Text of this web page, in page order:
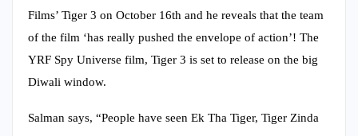
Films’ Tiger 3 on October 16th and he reveals that the team
of the film ‘has really pushed the envelope of action’! The
YRF Spy Universe film, Tiger 3 is set to release on the big
Diwali window.
Salman says, “People have seen Ek Tha Tiger, Tiger Zinda